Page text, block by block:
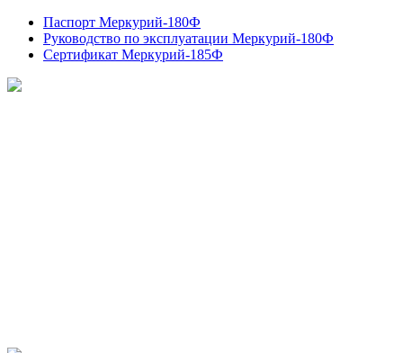
Паспорт Меркурий-180Ф
Руководство по эксплуатации Меркурий-180Ф
Сертификат Меркурий-185Ф